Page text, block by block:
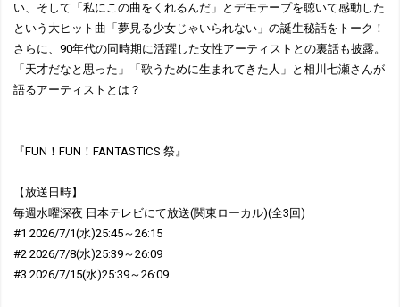
い、そして「私にこの曲をくれるんだ」とデモテープを聴いて感動した
という大ヒット曲「夢見る少女じゃいられない」の誕生秘話をトーク！
さらに、90年代の同時期に活躍した女性アーティストとの裏話も披露。
「天才だなと思った」「歌うために生まれてきた人」と相川七瀬さんが
語るアーティストとは？
『FUN！FUN！FANTASTICS 祭』
【放送日時】
毎週水曜深夜 日本テレビにて放送(関東ローカル)(全3回)
#1 2026/7/1(水)25:45～26:15
#2 2026/7/8(水)25:39～26:09
#3 2026/7/15(水)25:39～26:09